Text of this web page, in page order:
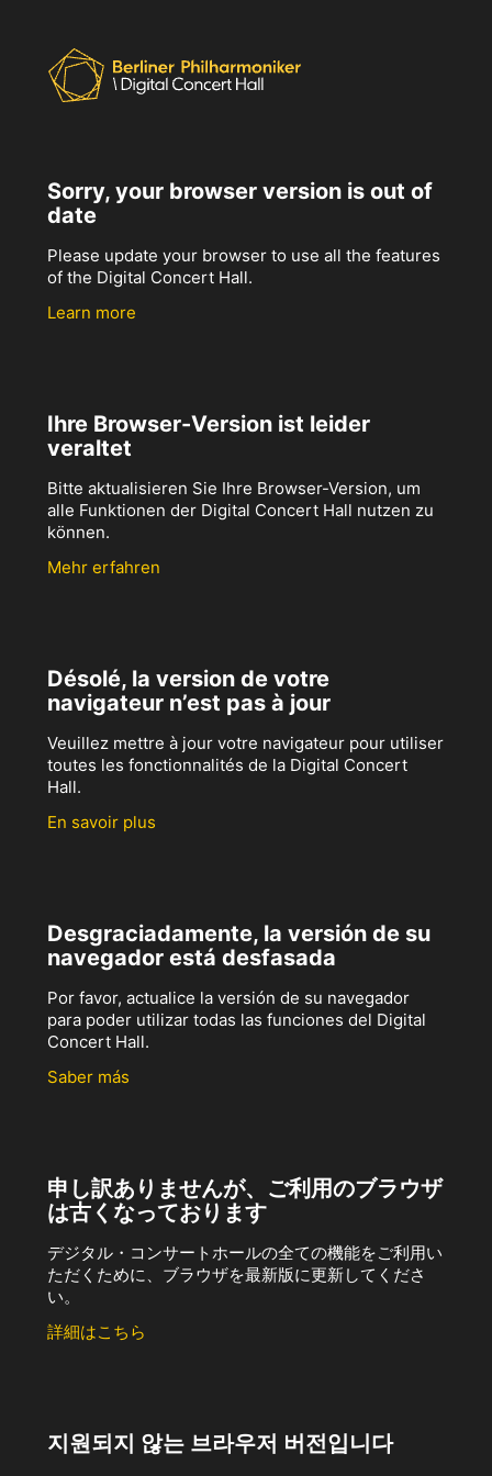
Sorry, your browser version is out of
date
Please update your browser to use all the features
of the Digital Concert Hall.
Learn more
Ihre Browser-Version ist leider
veraltet
Bitte aktualisieren Sie Ihre Browser-Version, um
alle Funktionen der Digital Concert Hall nutzen zu
können.
Mehr erfahren
Désolé, la version de votre
navigateur n’est pas à jour
Veuillez mettre à jour votre navigateur pour utiliser
toutes les fonctionnalités de la Digital Concert
Hall.
En savoir plus
Desgraciadamente, la versión de su
navegador está desfasada
Por favor, actualice la versión de su navegador
para poder utilizar todas las funciones del Digital
Concert Hall.
Saber más
申し訳ありませんが、ご利用のブラウザ
は古くなっております
デジタル・コンサートホールの全ての機能をご利用い
ただくために、ブラウザを最新版に更新してくださ
い。
詳細はこちら
지원되지 않는 브라우저 버전입니다